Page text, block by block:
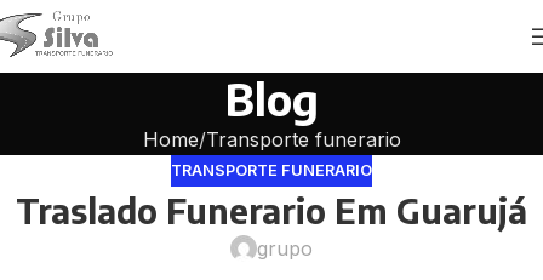
Blog
Home Transporte funerario
TRANSPORTE FUNERARIO
Traslado Funerario Em Guarujá
grupo